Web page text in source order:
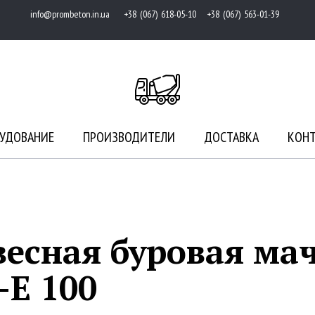
info@prombeton.in.ua +38 (067) 618-05-10 +38 (067) 563-01-39
ПРОИЗВОДИТЕЛИ ДОСТАВКА
буровая
100